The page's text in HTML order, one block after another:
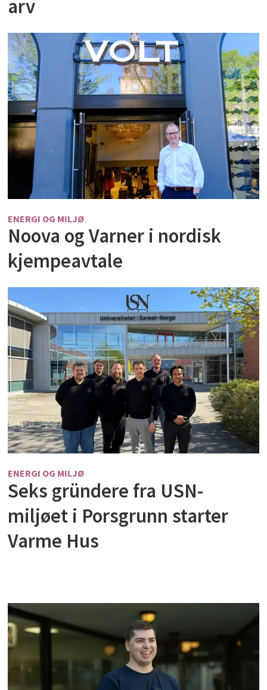
arv
ENERGI OG MILJØ
Noova og Varner i nordisk
kjempeavtale
ENERGI OG MILJØ
Seks gründere fra USN-
miljøet i Porsgrunn starter
Varme Hus